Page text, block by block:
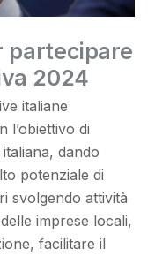
partecipare
2024
italiane
l’obiettivo di
dando
potenziale di
svolgendo attività
imprese locali,
facilitare il